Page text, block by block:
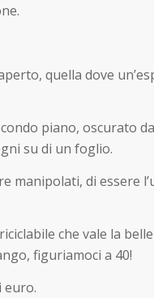
quella dove
piano, oscurato
su di un foglio.
manipolati, di essere
che vale la
figuriamoci a 40!
euro.